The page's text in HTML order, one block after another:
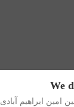
We
امین ابراهیم آبادی